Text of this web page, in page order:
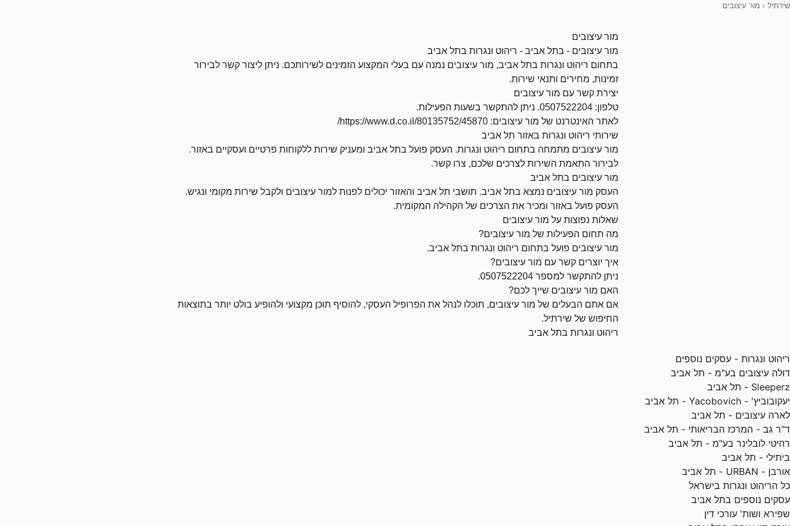
שירתיל › מור עיצובים
מור עיצובים
מור עיצובים - בתל אביב - ריהוט ונגרות בתל אביב
בתחום ריהוט ונגרות בתל אביב, מור עיצובים נמנה עם בעלי המקצוע הזמינים לשירותכם. ניתן ליצור קשר לבירור
זמינות, מחירים ותנאי שירות.
יצירת קשר עם מור עיצובים
טלפון: 0507522204. ניתן להתקשר בשעות הפעילות.
לאתר האינטרנט של מור עיצובים: https://www.d.co.il/80135752/45870/
שירותי ריהוט ונגרות באזור תל אביב
מור עיצובים מתמחה בתחום ריהוט ונגרות. העסק פועל בתל אביב ומעניק שירות ללקוחות פרטיים ועסקיים באזור.
לבירור התאמת השירות לצרכים שלכם, צרו קשר.
מור עיצובים בתל אביב
העסק מור עיצובים נמצא בתל אביב. תושבי תל אביב והאזור יכולים לפנות למור עיצובים ולקבל שירות מקומי ונגיש.
העסק פועל באזור ומכיר את הצרכים של הקהילה המקומית.
שאלות נפוצות על מור עיצובים
מה תחום הפעילות של מור עיצובים?
מור עיצובים פועל בתחום ריהוט ונגרות בתל אביב.
איך יוצרים קשר עם מור עיצובים?
ניתן להתקשר למספר 0507522204.
האם מור עיצובים שייך לכם?
אם אתם הבעלים של מור עיצובים, תוכלו לנהל את הפרופיל העסקי, להוסיף תוכן מקצועי ולהופיע בולט יותר בתוצאות
החיפוש של שירתיל.
ריהוט ונגרות בתל אביב
ריהוט ונגרות - עסקים נוספים
דולה עיצובים בע"מ - תל אביב
Sleeperz - תל אביב
יעקובוביץ' - Yacobovich - תל אביב
לארה עיצובים - תל אביב
ד"ר גב - המרכז הבריאותי - תל אביב
רהיטי לובלינר בע"מ - תל אביב
ביתילי - תל אביב
אורבן - URBAN - תל אביב
כל הריהוט ונגרות בישראל
עסקים נוספים בתל אביב
שפירא ושות' עורכי דין